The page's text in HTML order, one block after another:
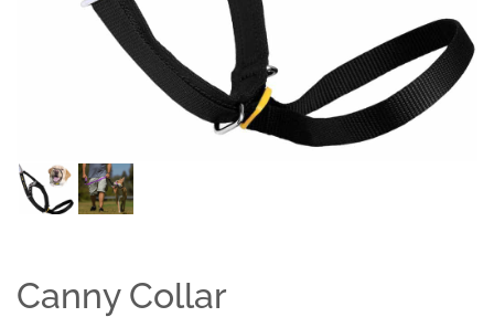
Canny Collar